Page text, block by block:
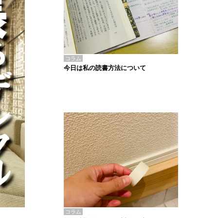
コラム
今日は私の読書方法について
コラム